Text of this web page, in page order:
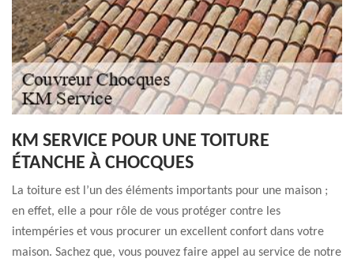
KM SERVICE POUR UNE TOITURE
ÉTANCHE À CHOCQUES
La toiture est l’un des éléments importants pour une maison ;
en effet, elle a pour rôle de vous protéger contre les
intempéries et vous procurer un excellent confort dans votre
maison. Sachez que, vous pouvez faire appel au service de notre